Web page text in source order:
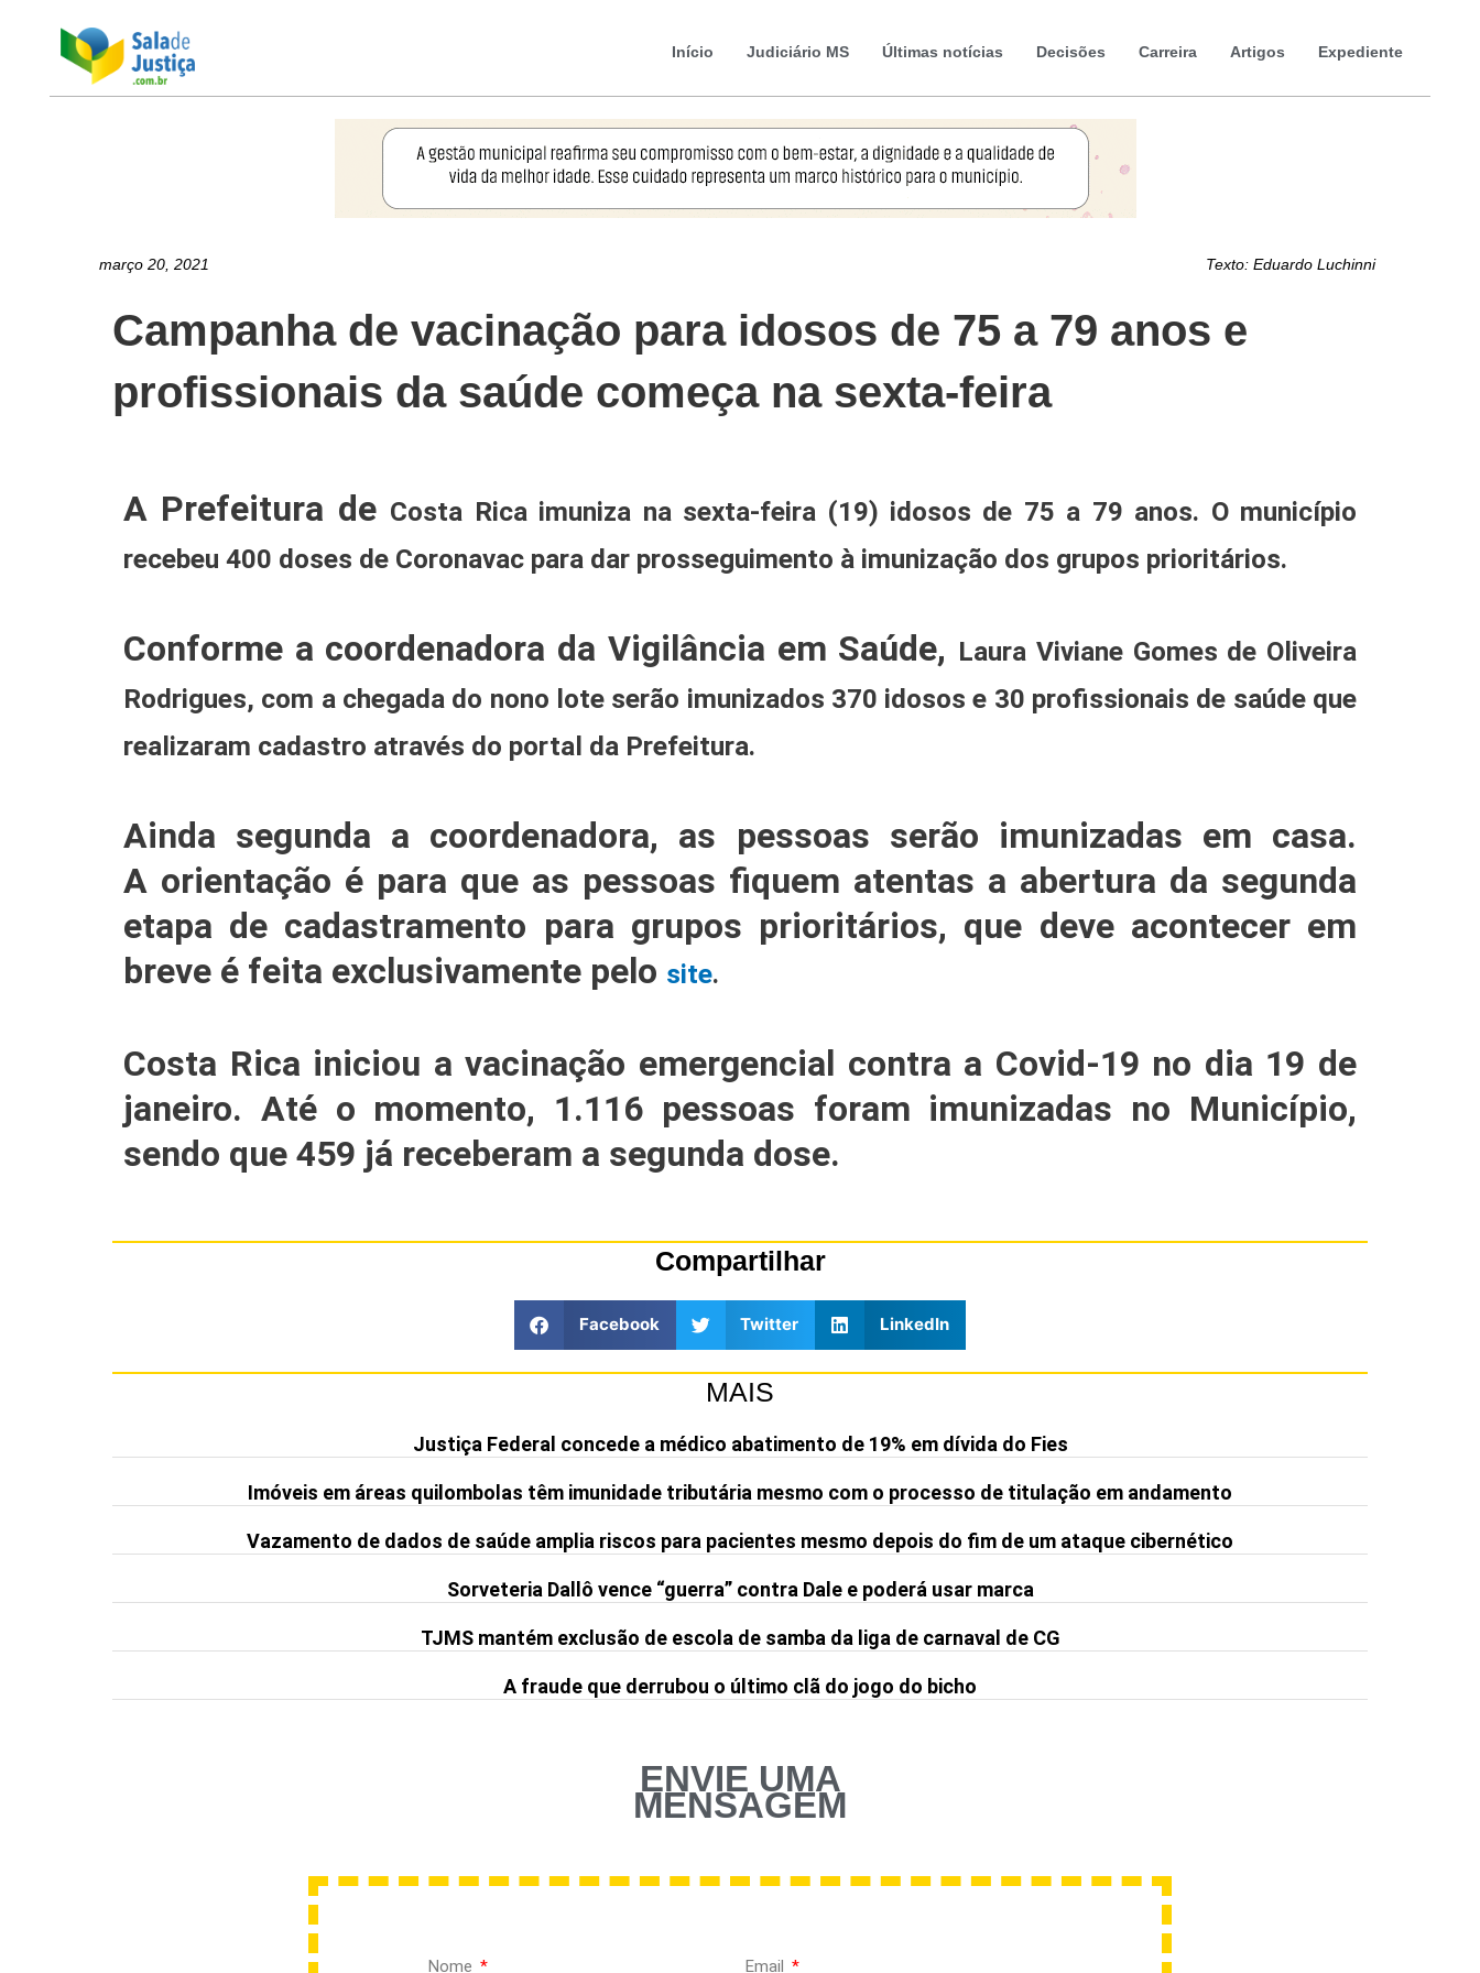
Início Judiciário MS Últimas notícias Decisões Carreira Artigos Expediente
março 20, 2021 Texto: Eduardo Luchinni
Campanha de vacinação para idosos de 75 a 79 anos e
profissionais da saúde começa na sexta-feira
A Prefeitura de Costa Ricaimuniza na sexta-feira (19) idosos de 75 a 79 anos. O município
recebeu 400 doses de Coronavac para dar prosseguimento à imunização dos grupos prioritários.
Conforme a coordenadora da Vigilância em Saúde, Laura Viviane Gomes de Oliveira
Rodrigues, com a chegada do nono lote serão imunizados 370 idosos e 30 profissionais de saúde que
realizaram cadastro através do portal da Prefeitura.
Ainda segunda a coordenadora, as pessoas serão imunizadas em casa.
A orientação é para que as pessoas fiquem atentas a abertura da segunda
etapa de cadastramento para grupos prioritários, que deve acontecer em
breve é feita exclusivamente pelo site.
Costa Rica iniciou a vacinação emergencial contra a Covid-19 no dia 19 de
janeiro. Até o momento, 1.116 pessoas foram imunizadas no Município,
sendo que 459 já receberam a segunda dose.
Compartilhar
Facebook Twitter LinkedIn
MAIS
Justiça Federal concede a médico abatimento de 19% em dívida do Fies
Imóveis em áreas quilombolas têm imunidade tributária mesmo com o processo de titulação em andamento
Vazamento de dados de saúde amplia riscos para pacientes mesmo depois do fim de um ataque cibernético
Sorveteria Dallô vence “guerra” contra Dale e poderá usar marca
TJMS mantém exclusão de escola de samba da liga de carnaval de CG
A fraude que derrubou o último clã do jogo do bicho
ENVIE UMA
MENSAGEM
Nome Email